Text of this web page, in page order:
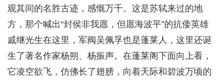
观其间的名胜古迹，感慨万千。这是苏轼来过的地
方，那个喊出“封侯非我愿，但愿海波平”的抗倭英雄
戚继光生在这里，军阀吴佩孚也是蓬莱人，这里还诞
生了著名作家杨朔、杨振声。在蓬莱阁下面向上看，
它凌空欲飞，仿佛长了翅膀，向着天际和碧波万顷的